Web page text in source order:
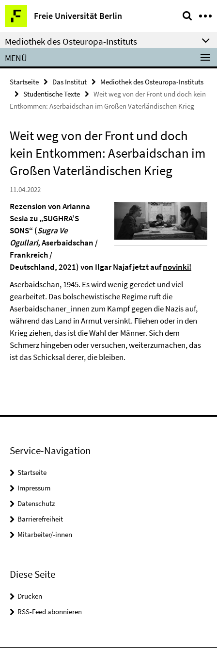
Springe
direkt
zu
Inhalt
Freie Universität Berlin
Service-
Navigation
Mediothek des Osteuropa-Instituts
MENÜ
Startseite Das Institut
Mediothek des Osteuropa-Instituts
Studentische Texte
Weit weg von der Front und doch kein
Entkommen: Aserbaidschan im Großen Vaterländischen Krieg
Weit weg von der Front und doch
kein Entkommen: Aserbaidschan im
Großen Vaterländischen Krieg
11.04.2022
Rezension von Arianna
Sesia zu „SUGHRA’S
SONS“ (Sugra Ve
Ogullari,Aserbaidschan /
Frankreich /
Deutschland, 2021) von Ilgar Najaf jetzt aufnovinki!
Aserbaidschan, 1945. Es wird wenig geredet und viel
gearbeitet. Das bolschewistische Regime ruft die
Aserbaidschaner_innen zum Kampf gegen die Nazis auf,
während das Land in Armut versinkt. Fliehen oder in den
Krieg ziehen, das ist die Wahl der Männer. Sich dem
Schmerz hingeben oder versuchen, weiterzumachen, das
ist das Schicksal derer, die bleiben.
Service-Navigation
Startseite
Impressum
Datenschutz
Barrierefreiheit
Mitarbeiter/-innen
Diese Seite
Drucken
RSS-Feed abonnieren